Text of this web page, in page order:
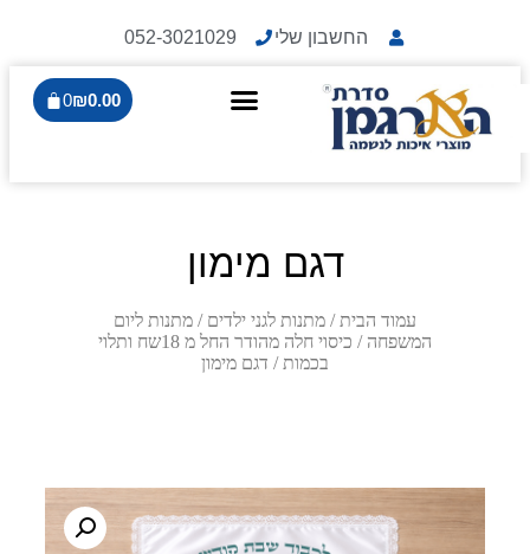
החשבון שלי 052-3021029
₪0.00
0
דגם מימון
עמוד הבית / מתנות לגני ילדים / מתנות ליום
המשפחה /
כיסוי חלה מהודר החל מ 18שח ותלוי
בכמות / דגם מימון